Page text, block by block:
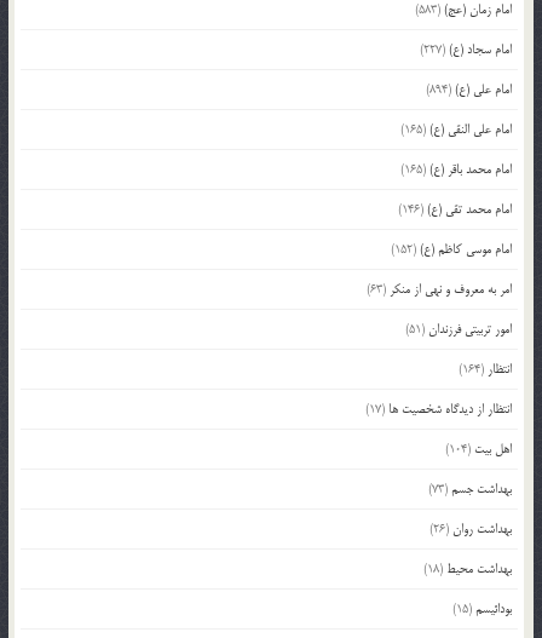
امام زمان (عج)(583)
امام سجاد (ع)(227)
امام علی (ع)(894)
امام علی النقی (ع)(165)
امام محمد باقر (ع)(165)
امام محمد تقی (ع)(146)
امام موسی کاظم (ع)(152)
امر به معروف و نهی از منکر (63)
امور تربیتی فرزندان(51)
انتظار (164)
انتظار از دیدگاه شخصیت ها (17)
اهل بیت (104)
بهداشت جسم(73)
بهداشت روان(26)
بهداشت محیط (18)
بودائیسم(15)